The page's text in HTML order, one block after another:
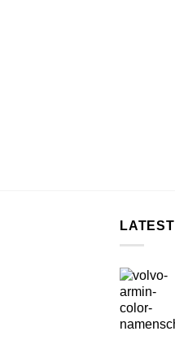
LATEST